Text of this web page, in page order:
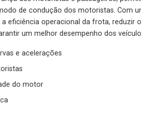
de condução dos motoristas. Com
eficiência operacional da frota, reduzir
um melhor desempenho dos
e acelerações
do motor